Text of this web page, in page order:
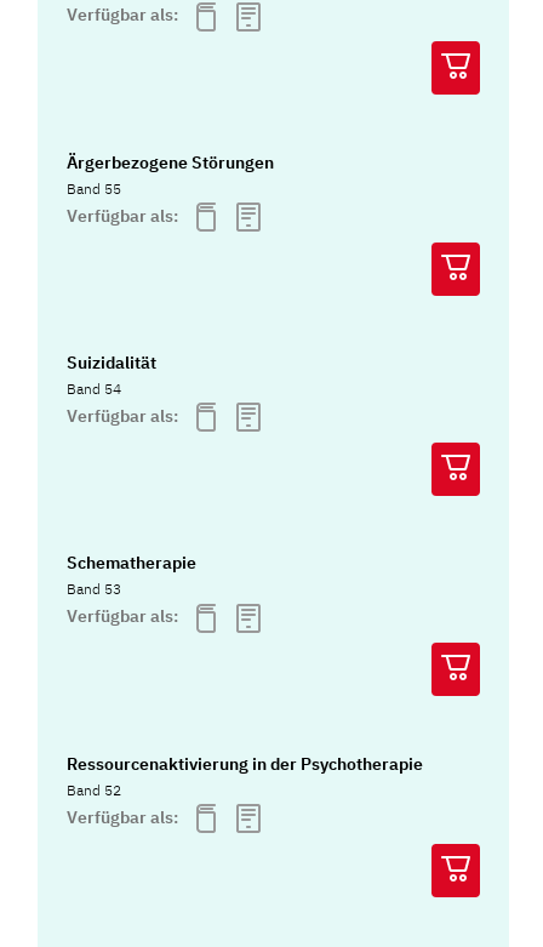
Verfügbar als:
Ärgerbezogene Störungen
Band 55
Verfügbar als:
Suizidalität
Band 54
Verfügbar als:
Schematherapie
Band 53
Verfügbar als:
Ressourcenaktivierung in der Psychotherapie
Band 52
Verfügbar als: